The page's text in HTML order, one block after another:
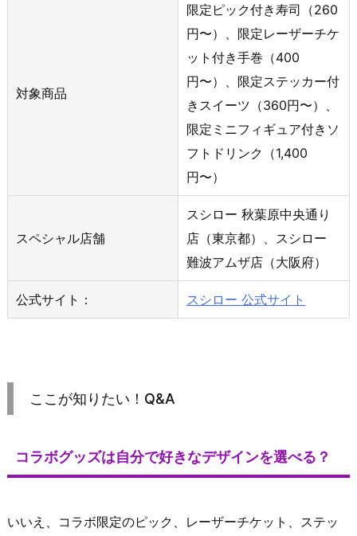
対象商品
限定ピック付き寿司（260
円〜）、限定レーザーチケ
ット付き手巻（400
円〜）、限定ステッカー付
きスイーツ（360円〜）、
限定ミニフィギュア付きソ
フトドリンク（1,400
円〜）
スペシャル店舗
スシロー 秋葉原中央通り
店（東京都）、スシロー
難波アムザ店（大阪府）
公式サイト： スシロー 公式サイト
ここが知りたい！Q&A
コラボグッズは自分で好きなデザインを選べる？
いいえ、コラボ限定のピック、レーザーチケット、ステッ